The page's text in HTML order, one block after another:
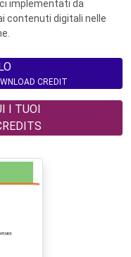
implementati da
contenuti digitali nelle
CREDIT
I TUOI